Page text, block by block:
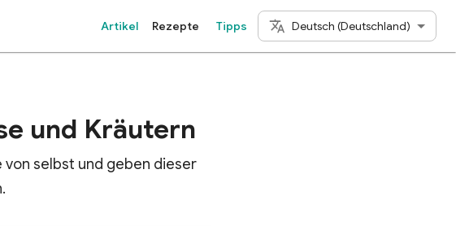
Artikel Rezepte Tipps Deutsch (Deutschland)
und Kräutern
selbst und geben dieser